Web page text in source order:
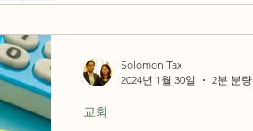
교회
Solomon Tax
2024년 1월 30일
2분 분량